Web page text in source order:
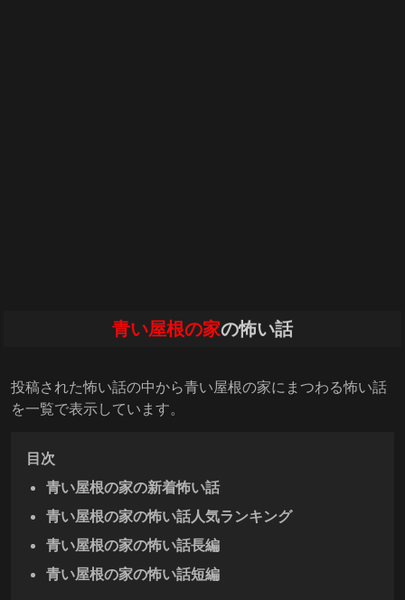
青い屋根の家の怖い話
投稿された怖い話の中から青い屋根の家にまつわる怖い話
を一覧で表示しています。
目次
青い屋根の家の新着怖い話
青い屋根の家の怖い話人気ランキング
青い屋根の家の怖い話長編
青い屋根の家の怖い話短編